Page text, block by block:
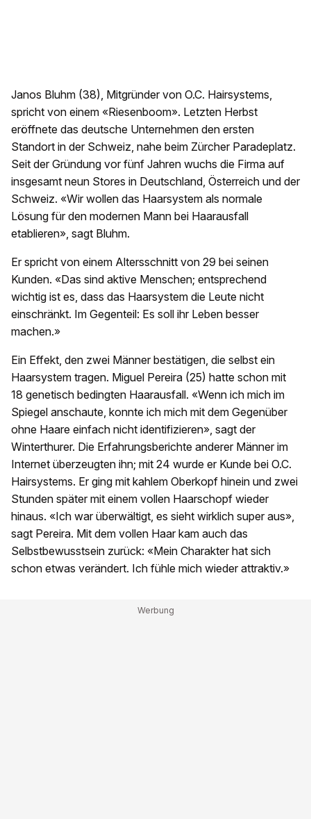
Janos Bluhm (38), Mitgründer von O.C. Hairsystems,
spricht von einem «Riesenboom». Letzten Herbst
eröffnete das deutsche Unternehmen den ersten
Standort in der Schweiz, nahe beim Zürcher Paradeplatz.
Seit der Gründung vor fünf Jahren wuchs die Firma auf
insgesamt neun Stores in Deutschland, Österreich und der
Schweiz. «Wir wollen das Haarsystem als normale
Lösung für den modernen Mann bei Haarausfall
etablieren», sagt Bluhm.
Er spricht von einem Altersschnitt von 29 bei seinen
Kunden. «Das sind aktive Menschen; entsprechend
wichtig ist es, dass das Haarsystem die Leute nicht
einschränkt. Im Gegenteil: Es soll ihr Leben besser
machen.»
Ein Effekt, den zwei Männer bestätigen, die selbst ein
Haarsystem tragen. Miguel Pereira (25) hatte schon mit
18 genetisch bedingten Haarausfall. «Wenn ich mich im
Spiegel anschaute, konnte ich mich mit dem Gegenüber
ohne Haare einfach nicht identifizieren», sagt der
Winterthurer. Die Erfahrungsberichte anderer Männer im
Internet überzeugten ihn; mit 24 wurde er Kunde bei O.C.
Hairsystems. Er ging mit kahlem Oberkopf hinein und zwei
Stunden später mit einem vollen Haarschopf wieder
hinaus. «Ich war überwältigt, es sieht wirklich super aus»,
sagt Pereira. Mit dem vollen Haar kam auch das
Selbstbewusstsein zurück: «Mein Charakter hat sich
schon etwas verändert. Ich fühle mich wieder attraktiv.»